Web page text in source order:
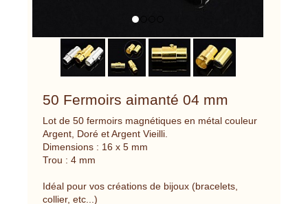
50 Fermoirs aimanté 04 mm
Lot de 50 fermoirs magnétiques en métal couleur
Argent, Doré et Argent Vieilli.
Dimensions : 16 x 5 mm
Trou : 4 mm
Idéal pour vos créations de bijoux (bracelets,
collier, etc...)